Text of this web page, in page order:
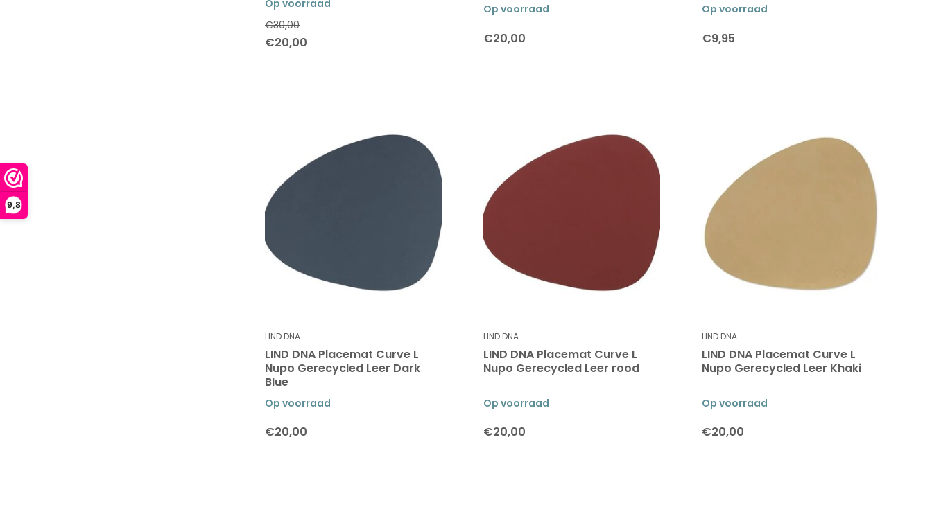
9,8
Op voorraad
€30,00
€20,00
Op voorraad
€20,00
Op voorraad
€9,95
LIND DNA
LIND DNA Placemat Curve L
Nupo Gerecycled Leer Dark
Blue
Op voorraad
€20,00
LIND DNA
LIND DNA Placemat Curve L
Nupo Gerecycled Leer rood
Op voorraad
€20,00
LIND DNA
LIND DNA Placemat Curve L
Nupo Gerecycled Leer Khaki
Op voorraad
€20,00